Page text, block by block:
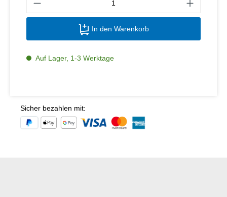
In den Warenkorb
Auf Lager, 1-3 Werktage
Sicher bezahlen mit: